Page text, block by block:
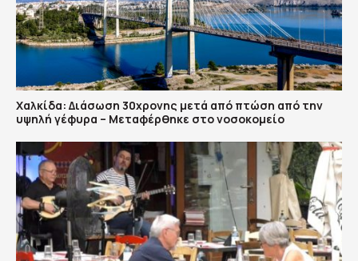
Χαλκίδα: Διάσωση 30χρονης μετά από πτώση από την
υψηλή γέφυρα – Μεταφέρθηκε στο νοσοκομείο